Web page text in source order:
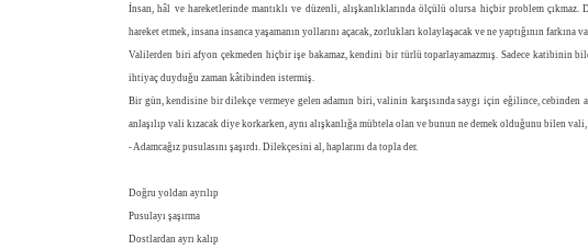
İnsan, hâl ve hareketlerinde mantıklı ve düzenli, alışkanlıklarında ölçülü olursa hiçbir problem
hareket etmek, insana insanca yaşamanın yollarını açacak, zorlukları kolaylaşacak ve ne yaptığının farkına
Valilerden biri afyon çekmeden hiçbir işe bakamaz, kendini bir türlü toparlayamazmış. Sadece katibinin
ihtiyaç duyduğu zaman kâtibinden istermiş.
Bir gün, kendisine bir dilekçe vermeye gelen adamın biri, valinin karşısında saygı için eğilince,
anlaşılıp vali kızacak diye korkarken, aynı alışkanlığa mübtela olan ve bunun ne demek olduğunu bilen
- Adamcağız pusulasını şaşırdı. Dilekçesini al, haplarını da topla der.
Doğru yoldan ayrılıp
Pusulayı şaşırma
Dostlardan ayrı kalıp